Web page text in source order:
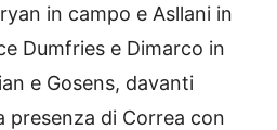
in campo e Asllani in
Dumfries e Dimarco in
e Gosens, davanti
presenza di Correa con